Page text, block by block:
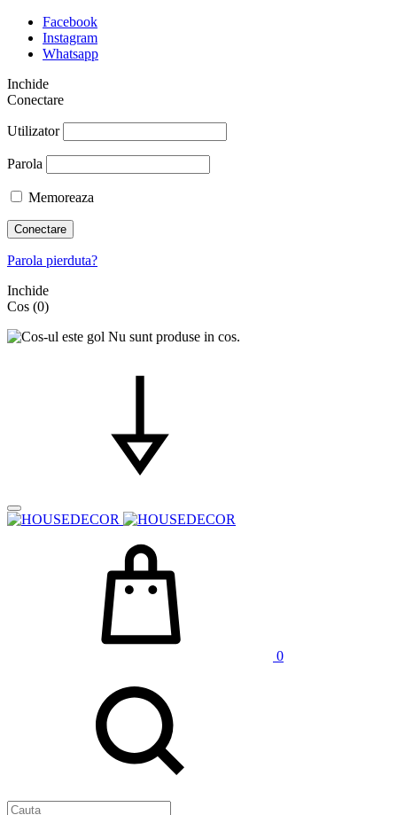
Facebook
Instagram
Whatsapp
Inchide
Conectare
Utilizator
Parola
Memoreaza
Conectare
Parola pierduta?
Inchide
Cos (0)
Nu sunt produse in cos.
0